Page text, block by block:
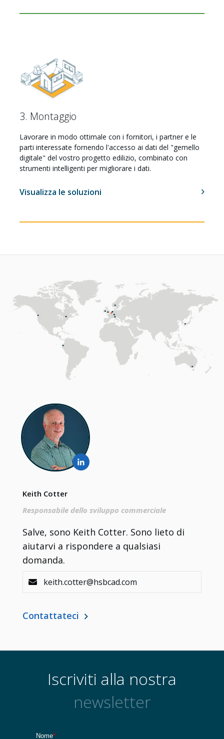
Lavora con noi
Contatti
3. Montaggio
Lavorare in modo ottimale con i fornitori, i partner e le
parti interessate fornendo l'accesso ai dati del "gemello
digitale" del vostro progetto edilizio, combinato con
strumenti intelligenti per migliorare i dati.
Visualizza le soluzioni
Keith Cotter
Responsabile dello sviluppo commerciale
Salve, sono Keith Cotter. Sono lieto di
aiutarvi a rispondere a qualsiasi
domanda.
keith.cotter@hsbcad.com
Contattateci
Iscriviti alla nostra
newsletter